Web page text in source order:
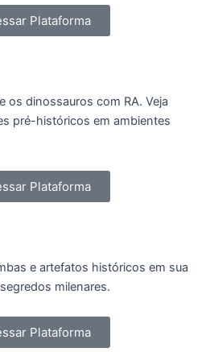
Plataforma
os dinossauros com RA. Veja
pré-históricos em ambientes
Plataforma
e artefatos históricos em sua
milenares.
Plataforma